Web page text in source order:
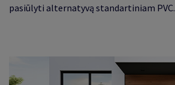
pasiūlyti alternatyvą standartiniam PVC.